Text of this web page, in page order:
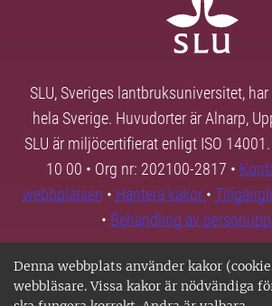
Denna webbplats använder kakor
webbläsare. Vissa kakor är nödvändiga
SLU, Sveriges lantbruksuniversitet,
hela Sverige. Huvudorter är Alnarp,
SLU är miljöcertifierat enligt ISO
10 00 • Org nr: 202100-2817 •
webbplatsen • Hantera kakor •
• Behandling av